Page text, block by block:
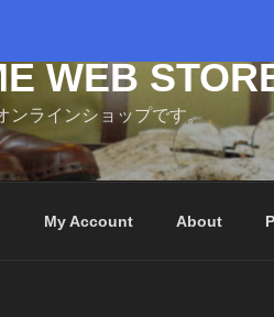
WEB
ンラインショップです。
My Account About